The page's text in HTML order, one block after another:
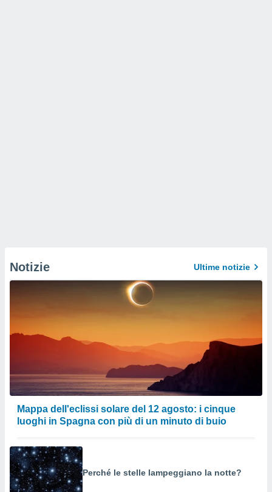
Notizie Ultime notizie
Mappa dell'eclissi solare del 12 agosto: i cinque
luoghi in Spagna con più di un minuto di buio
Perché le stelle lampeggiano la notte?